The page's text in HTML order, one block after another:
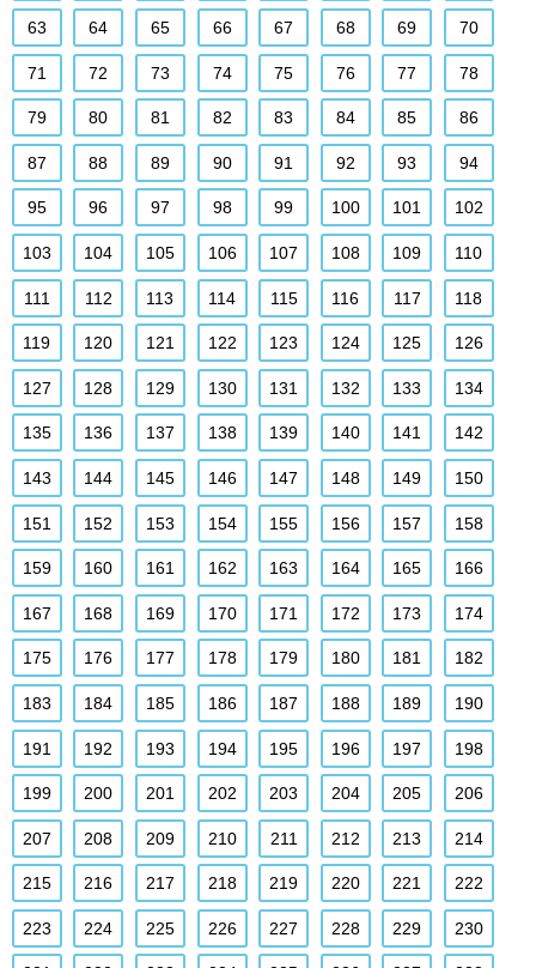
63 64 65 66 67 68 69 70
71 72 73 74 75 76 77 78
79 80 81 82 83 84 85 86
87 88 89 90 91 92 93 94
95 96 97 98 99 100 101 102
103 104 105 106 107 108 109 110
111 112 113 114 115 116 117 118
119 120 121 122 123 124 125 126
127 128 129 130 131 132 133 134
135 136 137 138 139 140 141 142
143 144 145 146 147 148 149 150
151 152 153 154 155 156 157 158
159 160 161 162 163 164 165 166
167 168 169 170 171 172 173 174
175 176 177 178 179 180 181 182
183 184 185 186 187 188 189 190
191 192 193 194 195 196 197 198
199 200 201 202 203 204 205 206
207 208 209 210 211 212 213 214
215 216 217 218 219 220 221 222
223 224 225 226 227 228 229 230